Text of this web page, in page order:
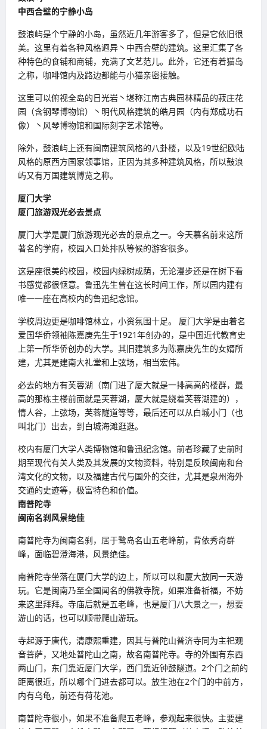
中西合壁的宁静小岛
鼓浪屿是个宁静的小岛，虽然近几年游客多了，但是它依旧很
美。这里有着各种风格迥异丶中西合壁的建筑。这里汇集了各
种特色的食铺和商铺，充满了文艺范儿。此外，它还有着猫岛
之称，咖啡馆内及路边都能与小猫亲密接触。
这里可以俯视全岛的日光岩丶堪称江南古典园林精品的菽庄花
园（含钢琴博物馆）丶明代风格建筑的皓月园（内有郑成功石
像）丶风琴博物馆和国际刻字艺术馆等。
除外，鼓浪屿上还有闽南建筑风格的八卦楼，以及19世纪欧陆
风格的原西方国家领事馆，正因为其多种建筑风格，所以鼓浪
屿又有万国建筑博览之称。
厦门大学
厦门旅游观光必去景点
厦门大学是厦门旅游观光必去的景点之一。今天慕名前来这所
著名的学府，校园入口处排队等候的游客很多。
这是座很美的校园，校园内绿树成荫，无论漫步还是在树下看
书感觉都很惬意。鲁迅先生曾在这长时间工作，所以园内建有
唯一一座在高校内的鲁迅纪念馆。
学校周边更是咖啡馆林立，小资氛围十足。 厦门大学是由着名
爱国华侨领袖陈嘉庚先生于1921年创办的，是中国近代教育史
上第一所华侨创办的大学。其旧建筑多为陈嘉庚先生的女婿所
建，尤其是建南大礼堂和上弦场，相当宏伟。
必去的地方有芙蓉湖（南门进了厦大就是一排高高的楼群，最
高的那栋主楼前面就是芙蓉湖，厦大就是绕着芙蓉湖建的），
情人谷，上弦场，芙蓉隧道等等，最后还可以从白城小门（也
叫北门）出去，到白城海滩逛逛。
校内有厦门大学人类博物馆和鲁迅纪念馆。前者珍藏了史前时
期至现代有关人类及其发展的文物资料，特别是反映闽南和台
湾文化的文物，以及福建古代与国外的交往，尤其是泉州海外
交通的史迹等，极富特色和价值。
南普陀寺
闽南名刹风景绝佳
南普陀寺为闽南名刹，居于鹭岛名山五老峰前，背依秀奇群
峰，面临碧澄海港，风景绝佳。
南普陀寺坐落在厦门大学的边上，所以可以和厦大放同一天游
玩。它是闽南乃至全国闻名的佛教寺院，如果准备祈福，不妨
来这里拜拜。寺庙后就是五老峰，也是厦门八大景之一，想要
游山的话，也可以顺带爬山游玩。
寺起源于唐代，清康熙重建，因其与普陀山普济寺同为主祀观
音菩萨，又地处普陀山之南，故名南普陀寺。寺的外围有东西
两山门，东门靠近厦门大学，西门靠近钟鼓隧道。2个门之前的
距离很近，所以哪个门进去都可以。放生池在2个门的中前方，
内有乌龟，前还有荷花池。
南普陀寺很小，如果不准备爬五老峰，参观起来很快。主要建